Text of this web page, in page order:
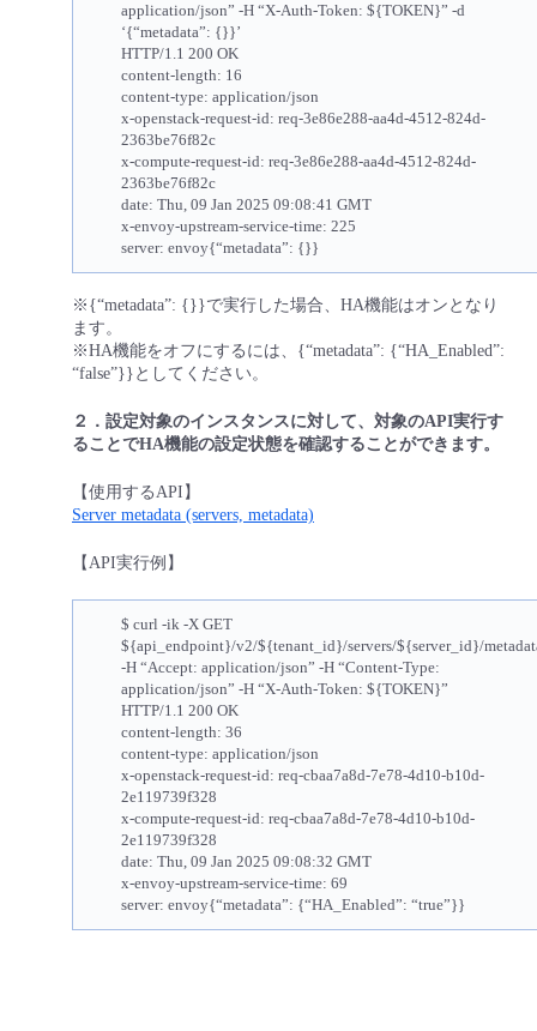
application/json” -H “X-Auth-Token: ${TOKEN}” -d
‘{“metadata”: {}}’
HTTP/1.1 200 OK
content-length: 16
content-type: application/json
x-openstack-request-id: req-3e86e288-aa4d-4512-824d-
2363be76f82c
x-compute-request-id: req-3e86e288-aa4d-4512-824d-
2363be76f82c
date: Thu, 09 Jan 2025 09:08:41 GMT
x-envoy-upstream-service-time: 225
server: envoy{“metadata”: {}}
※{“metadata”: {}}で実行した場合、HA機能はオンとなり
ます。
※HA機能をオフにするには、{“metadata”: {“HA_Enabled”:
“false”}}としてください。
２．設定対象のインスタンスに対して、対象のAPI実行す
ることでHA機能の設定状態を確認することができます。
【使用するAPI】
Server metadata (servers, metadata)
【API実行例】
$ curl -ik -X GET
${api_endpoint}/v2/${tenant_id}/servers/${server_id}/
-H “Accept: application/json” -H “Content-Type:
application/json” -H “X-Auth-Token: ${TOKEN}”
HTTP/1.1 200 OK
content-length: 36
content-type: application/json
x-openstack-request-id: req-cbaa7a8d-7e78-4d10-b10d-
2e119739f328
x-compute-request-id: req-cbaa7a8d-7e78-4d10-b10d-
2e119739f328
date: Thu, 09 Jan 2025 09:08:32 GMT
x-envoy-upstream-service-time: 69
server: envoy{“metadata”: {“HA_Enabled”: “true”}}